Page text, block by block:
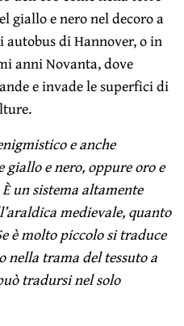
giallo e nero nel decoro a
di Hannover, o in
anni Novanta, dove
e invade le superfici di
e anche
giallo e nero, oppure oro e
È un sistema altamente
medievale, quanto
è molto piccolo si traduce
nella trama del tessuto a
tradursi nel solo